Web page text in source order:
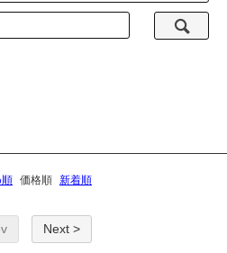
順 価格順 新着順
Next >